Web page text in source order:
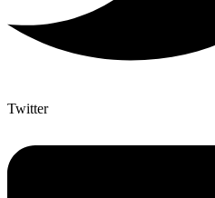
Twitter